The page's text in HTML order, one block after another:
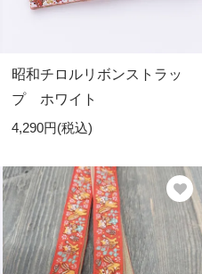
昭和チロルリボンストラッ
プ ホワイト
4,290円(税込)